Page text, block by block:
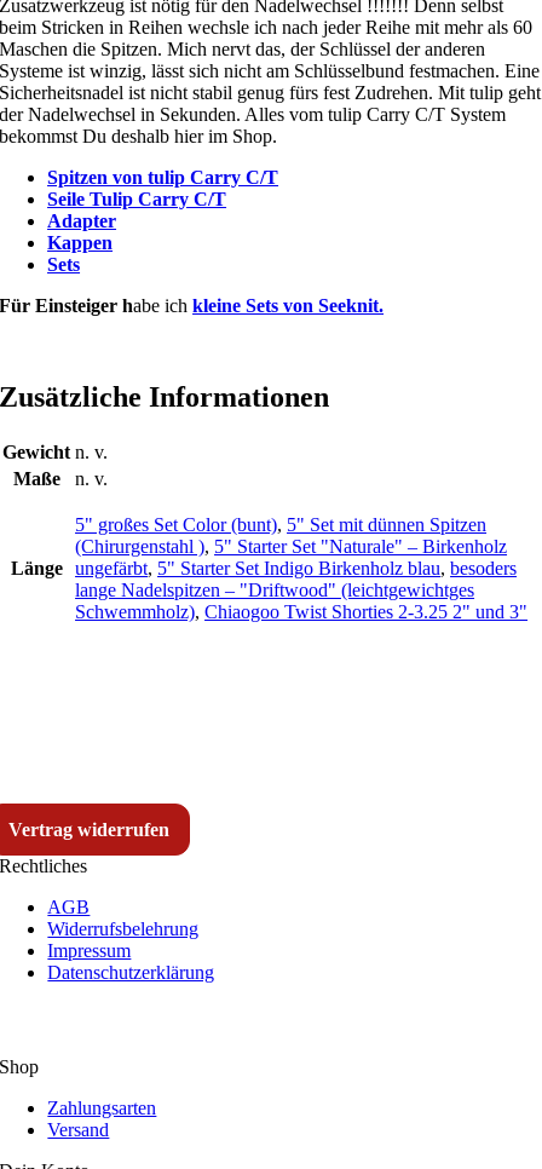
Zusatzwerkzeug ist nötig für den Nadelwechsel !!!!!!! Denn selbst
beim Stricken in Reihen wechsle ich nach jeder Reihe mit mehr als 60
Maschen die Spitzen. Mich nervt das, der Schlüssel der anderen
Systeme ist winzig, lässt sich nicht am Schlüsselbund festmachen. Eine
Sicherheitsnadel ist nicht stabil genug fürs fest Zudrehen. Mit tulip geht
der Nadelwechsel in Sekunden. Alles vom tulip Carry C/T System
bekommst Du deshalb hier im Shop.
Spitzen von tulip Carry C/T
Seile Tulip Carry C/T
Adapter
Kappen
Sets
Für Einsteiger habe ichkleine Sets von Seeknit.
Zusätzliche Informationen
Gewicht n. v.
Maße
n. v.
Länge
5" großes Set Color (bunt), 5" Set mit dünnen Spitzen
(Chirurgenstahl ), 5" Starter Set "Naturale" – Birkenholz
ungefärbt, 5" Starter Set Indigo Birkenholz blau,besoders
lange Nadelspitzen – "Driftwood" (leichtgewichtges
Schwemmholz),Chiaogoo Twist Shorties 2-3.25 2" und 3"
Vertrag widerrufen
Rechtliches
AGB
Widerrufsbelehrung
Impressum
Datenschutzerklärung
Shop
Zahlungsarten
Versand